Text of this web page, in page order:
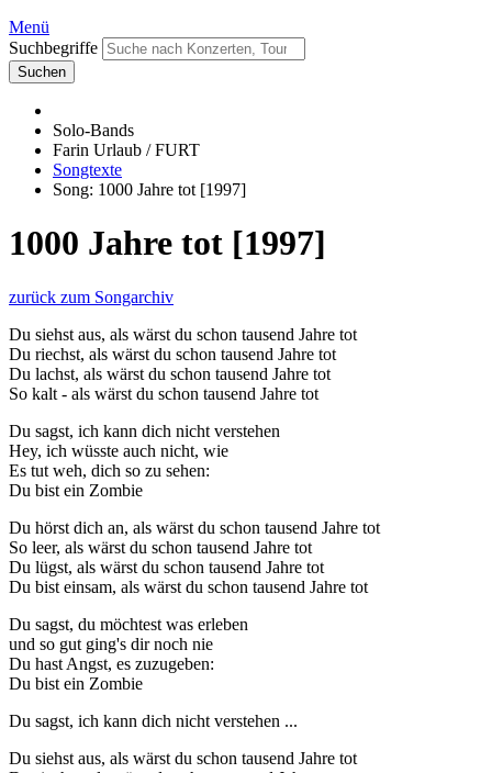
Menü
Suchbegriffe
Suchen
Solo-Bands
Farin Urlaub / FURT
Songtexte
Song: 1000 Jahre tot [1997]
1000 Jahre tot [1997]
zurück zum Songarchiv
Du siehst aus, als wärst du schon tausend Jahre tot
Du riechst, als wärst du schon tausend Jahre tot
Du lachst, als wärst du schon tausend Jahre tot
So kalt - als wärst du schon tausend Jahre tot
Du sagst, ich kann dich nicht verstehen
Hey, ich wüsste auch nicht, wie
Es tut weh, dich so zu sehen:
Du bist ein Zombie
Du hörst dich an, als wärst du schon tausend Jahre tot
So leer, als wärst du schon tausend Jahre tot
Du lügst, als wärst du schon tausend Jahre tot
Du bist einsam, als wärst du schon tausend Jahre tot
Du sagst, du möchtest was erleben
und so gut ging's dir noch nie
Du hast Angst, es zuzugeben:
Du bist ein Zombie
Du sagst, ich kann dich nicht verstehen ...
Du siehst aus, als wärst du schon tausend Jahre tot